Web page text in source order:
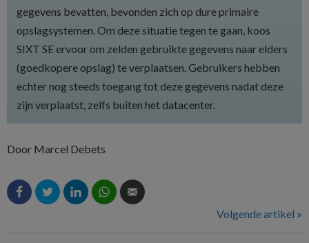
gegevens bevatten, bevonden zich op dure primaire
opslagsystemen. Om deze situatie tegen te gaan, koos
SIXT SE ervoor om zelden gebruikte gegevens naar elders
(goedkopere opslag) te verplaatsen. Gebruikers hebben
echter nog steeds toegang tot deze gegevens nadat deze
zijn verplaatst, zelfs buiten het datacenter.
Door Marcel Debets
Volgende artikel »